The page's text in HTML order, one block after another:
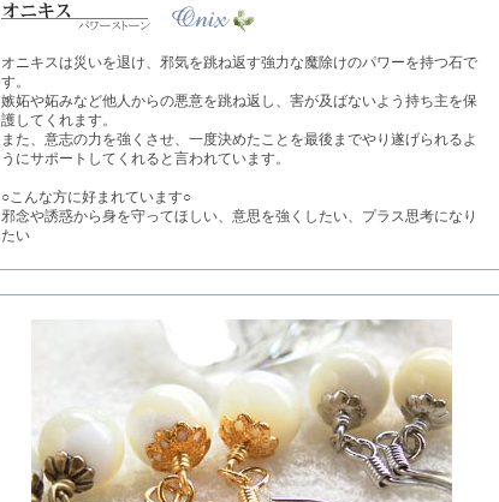
オニキスは災いを退け、邪気を跳ね返す強力な魔除けのパワーを持つ石で
す。
嫉妬や妬みなど他人からの悪意を跳ね返し、害が及ばないよう持ち主を保
護してくれます。
また、意志の力を強くさせ、一度決めたことを最後までやり遂げられるよ
うにサポートしてくれると言われています。
○こんな方に好まれています○
邪念や誘惑から身を守ってほしい、意思を強くしたい、プラス思考になり
たい